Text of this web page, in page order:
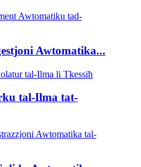
Awtomatika...
tal-Ilma tat-